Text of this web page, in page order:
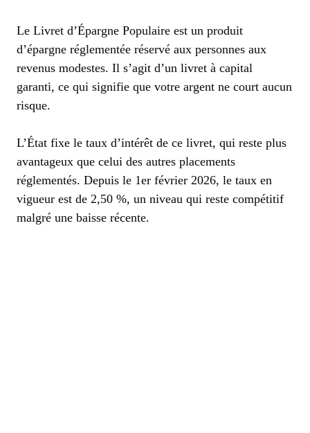
Le Livret d’Épargne Populaire est un produit
d’épargne réglementée réservé aux personnes aux
revenus modestes. Il s’agit d’un livret à capital
garanti, ce qui signifie que votre argent ne court aucun
risque.
L’État fixe le taux d’intérêt de ce livret, qui reste plus
avantageux que celui des autres placements
réglementés. Depuis le 1er février 2026, le taux en
vigueur est de 2,50 %, un niveau qui reste compétitif
malgré une baisse récente.